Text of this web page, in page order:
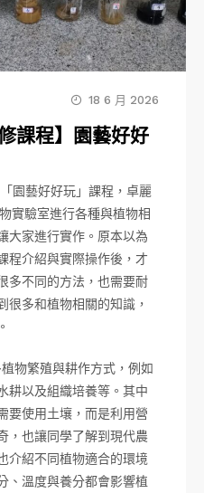
18 6 月 2026
課程】園藝好好
園藝好好玩」課程，卓麗
實驗室進行各種與植物相
大家進行實作。原本以為
程介紹與實際操作後，才
多不同的方法，也需要耐
很多和植物相關的知識，
物繁殖與耕作方式，例如
耕以及組織培養等。其中
要使用土壤，而是利用營
，也讓同學了解到現代農
介紹不同植物適合的環境
、溫度與養分都會影響植